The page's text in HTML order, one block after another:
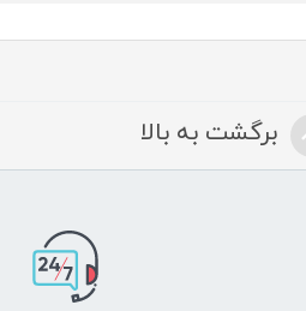
برگشت به بالا